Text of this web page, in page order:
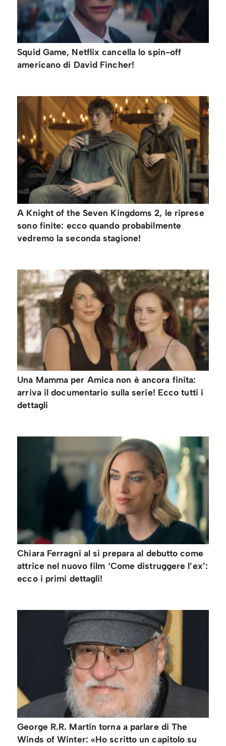
Squid Game, Netflix cancella lo spin-off
americano di David Fincher!
A Knight of the Seven Kingdoms 2, le riprese
sono finite: ecco quando probabilmente
vedremo la seconda stagione!
Una Mamma per Amica non è ancora finita:
arriva il documentario sulla serie! Ecco tutti i
dettagli
Chiara Ferragni al si prepara al debutto come
attrice nel nuovo film ‘Come distruggere l’ex’:
ecco i primi dettagli!
George R.R. Martin torna a parlare di The
Winds of Winter: «Ho scritto un capitolo su